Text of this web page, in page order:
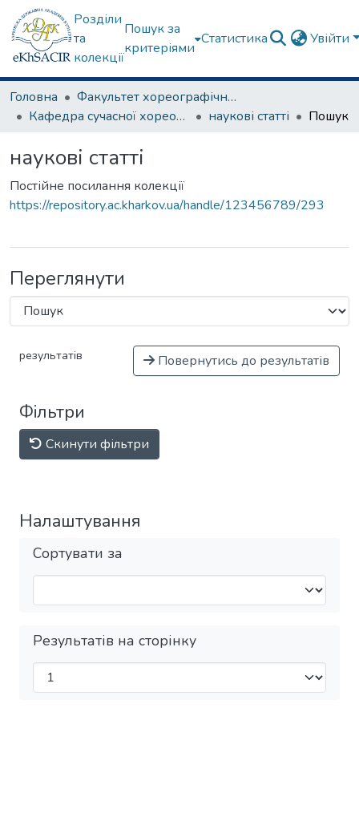
Розділи
та
колекції
Пошук за
критеріями
Статистика Увійти
Головна
Факультет хореографічного мистецтва
Кафедра сучасної хореографії та спортивно-оздоровчих технологій
наукові статті Пошук
наукові статті
Постійне посилання колекції
https://repository.ac.kharkov.ua/handle/123456789/293
Переглянути
результатів Повернутись до результатів
Фільтри
Скинути фільтри
Налаштування
Сортувати за
Результатів на сторінку